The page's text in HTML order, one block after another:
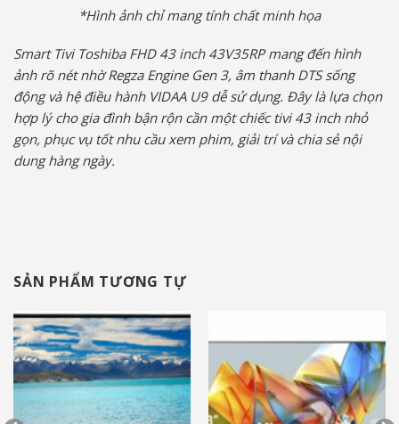
*Hình ảnh chỉ mang tính chất minh họa
Smart Tivi Toshiba FHD 43 inch 43V35RP mang đến hình
ảnh rõ nét nhờ Regza Engine Gen 3, âm thanh DTS sống
động và hệ điều hành VIDAA U9 dễ sử dụng. Đây là lựa chọn
hợp lý cho gia đình bận rộn cần một chiếc tivi 43 inch nhỏ
gọn, phục vụ tốt nhu cầu xem phim, giải trí và chia sẻ nội
dung hàng ngày.
SẢN PHẨM TƯƠNG TỰ